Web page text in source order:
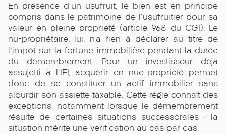
En présence d'un usufruit, le bien est en principe
compris dans le patrimoine de l'usufruitier pour sa
valeur en pleine propriété (article 968 du CGI). Le
nu-propriétaire, lui, n'a rien à déclarer au titre de
l'impôt sur la fortune immobilière pendant la durée
du démembrement. Pour un investisseur déjà
assujetti à l'IFI, acquérir en nue-propriété permet
donc de se constituer un actif immobilier sans
alourdir son assiette taxable. Cette règle connaît des
exceptions, notamment lorsque le démembrement
résulte de certaines situations successorales : la
situation mérite une vérification au cas par cas.